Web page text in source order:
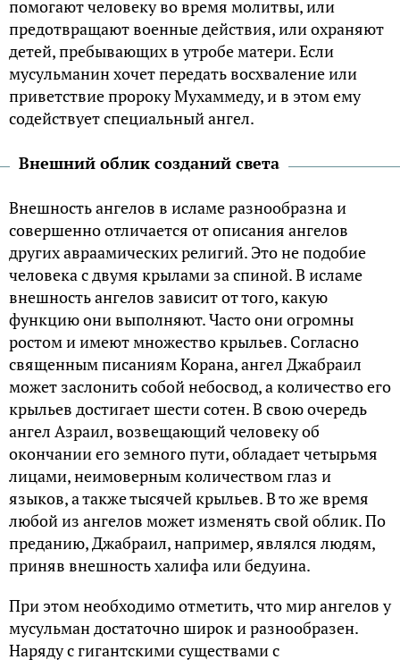
помогают человеку во время молитвы, или
предотвращают военные действия, или охраняют
детей, пребывающих в утробе матери. Если
мусульманин хочет передать восхваление или
приветствие пророку Мухаммеду, и в этом ему
содействует специальный ангел.
Внешний облик созданий света
Внешность ангелов в исламе разнообразна и
совершенно отличается от описания ангелов
других авраамических религий. Это не подобие
человека с двумя крылами за спиной. В исламе
внешность ангелов зависит от того, какую
функцию они выполняют. Часто они огромны
ростом и имеют множество крыльев. Согласно
священным писаниям Корана, ангел Джабраил
может заслонить собой небосвод, а количество его
крыльев достигает шести сотен. В свою очередь
ангел Азраил, возвещающий человеку об
окончании его земного пути, обладает четырьмя
лицами, неимоверным количеством глаз и
языков, а также тысячей крыльев. В то же время
любой из ангелов может изменять свой облик. По
преданию, Джабраил, например, являлся людям,
приняв внешность халифа или бедуина.
При этом необходимо отметить, что мир ангелов у
мусульман достаточно широк и разнообразен.
Наряду с гигантскими существами с